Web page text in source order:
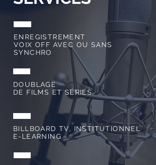
ENREGISTREMENT
VOIX OFF AVEC OU SANS
SYNCHRO
DOUBLAGE
DE FILMS ET SÉRIES
BILLBOARD TV, INSTITUTIONNEL
E-LEARNING